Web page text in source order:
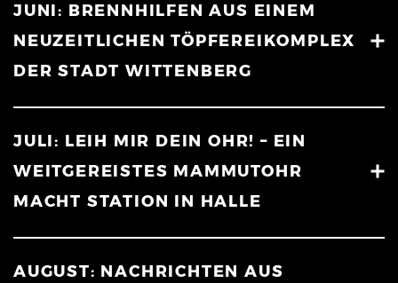
JUNI: BRENNHILFEN AUS EINEM
NEUZEITLICHEN TÖPFEREIKOMPLEX
DER STADT WITTENBERG
JULI: LEIH MIR DEIN OHR! – EIN
WEITGEREISTES MAMMUTOHR
MACHT STATION IN HALLE
AUGUST: NACHRICHTEN AUS